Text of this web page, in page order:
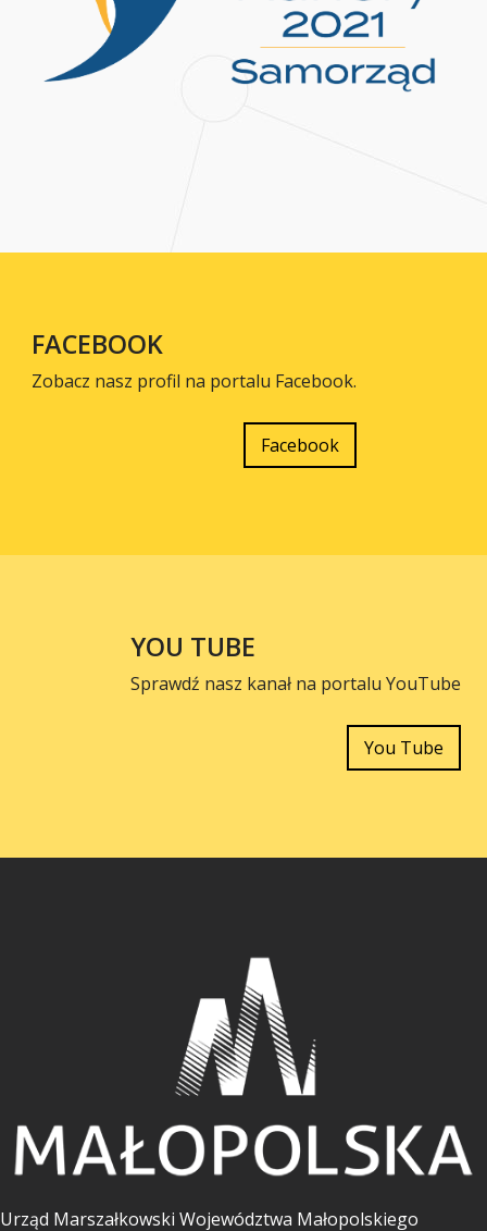
FACEBOOK
Zobacz nasz profil na portalu Facebook.
Facebook
YOU TUBE
Sprawdź nasz kanał na portalu YouTube
You Tube
Urząd Marszałkowski Województwa Małopolskiego